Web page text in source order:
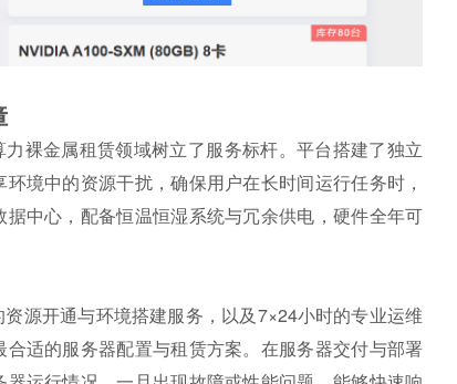
力裸金属租赁领域树立了服务标杆。平台搭建了独立
境中的资源干扰，确保用户在长时间运行任务时，
中心，配备恒温恒湿系统与冗余供电，硬件全年可
源开通与环境搭建服务，以及7×24小时的专业运维
适的服务器配置与租赁方案。在服务器交付与部署